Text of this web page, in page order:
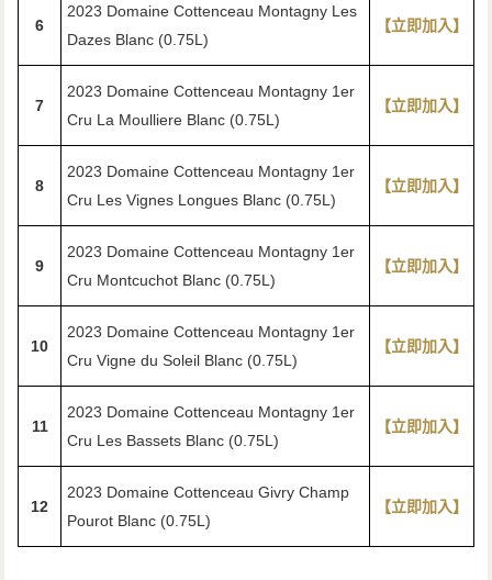
6
2023 Domaine Cottenceau Montagny Les
Dazes Blanc (0.75L)
【立即加入】
7
2023 Domaine Cottenceau Montagny 1er
Cru La Moulliere Blanc (0.75L)
【立即加入】
8
2023 Domaine Cottenceau Montagny 1er
Cru Les Vignes Longues Blanc (0.75L)
【立即加入】
9
2023 Domaine Cottenceau Montagny 1er
Cru Montcuchot Blanc (0.75L)
【立即加入】
10
2023 Domaine Cottenceau Montagny 1er
Cru Vigne du Soleil Blanc (0.75L)
【立即加入】
11
2023 Domaine Cottenceau Montagny 1er
Cru Les Bassets Blanc (0.75L)
【立即加入】
12
2023 Domaine Cottenceau Givry Champ
Pourot Blanc (0.75L)
【立即加入】